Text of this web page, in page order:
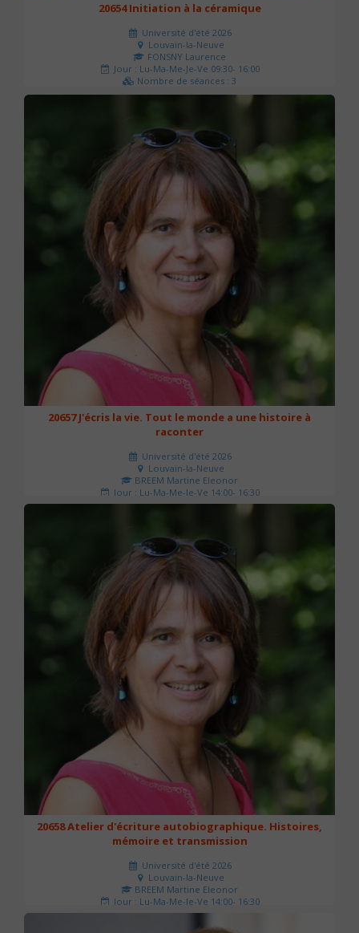
20654 Initiation à la céramique
Université d'été 2026
Louvain-la-Neuve
FONSNY Laurence
Jour : Lu-Ma-Me-Je-Ve 09:30- 16:00
Nombre de séances : 3
190 €
20657 J'écris la vie. Tout le monde a une histoire à
raconter
Université d'été 2026
Louvain-la-Neuve
BREEM Martine Eleonor
Jour : Lu-Ma-Me-Je-Ve 14:00- 16:30
Nombre de séances : 3
20658 Atelier d'écriture autobiographique. Histoires,
mémoire et transmission
Université d'été 2026
Louvain-la-Neuve
BREEM Martine Eleonor
Jour : Lu-Ma-Me-Je-Ve 14:00- 16:30
Nombre de séances : 3